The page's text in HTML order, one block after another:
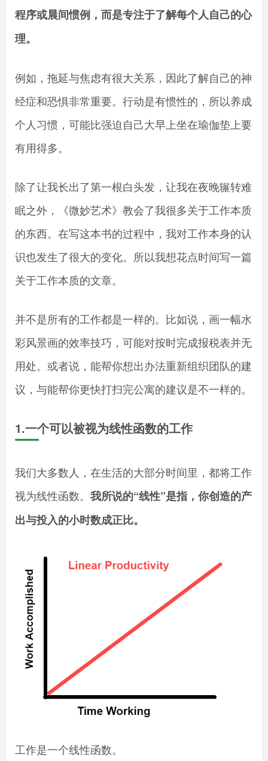
程序或晨间惯例，而是专注于了解每个人自己的心
理。
例如，拖延与焦虑有很大关系，因此了解自己的神
经症和恐惧非常重要。行动是有惯性的，所以养成
个人习惯，可能比强迫自己大早上坐在瑜伽垫上要
有用得多。
除了让我长出了第一根白头发，让我在夜晚辗转难
眠之外，《微妙艺术》教会了我很多关于工作本质
的东西。在写这本书的过程中，我对工作本身的认
识也发生了很大的变化。所以我想花点时间写一篇
关于工作本质的文章。
并不是所有的工作都是一样的。比如说，画一幅水
彩风景画的效率技巧，可能对按时完成报税表并无
用处。或者说，能帮你想出办法重新组织团队的建
议，与能帮你更快打扫完公寓的建议是不一样的。
1.一个可以被视为线性函数的工作
我们大多数人，在生活的大部分时间里，都将工作
视为线性函数。 我所说的“线性”是指，你创造的产
出与投入的小时数成正比。
工作是一个线性函数。